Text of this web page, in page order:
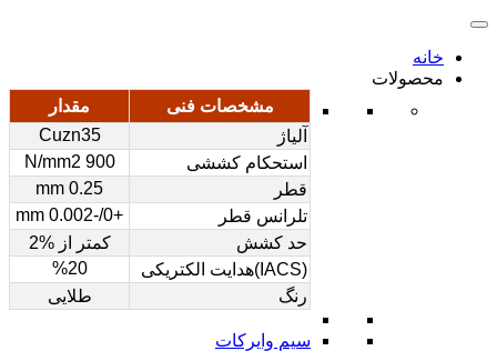
خانه
محصولات
مشخصات فنی
مقدار
آلیاژ
Cuzn35
استحکام کششی
900 N/mm2
قطر
0.25 mm
تلرانس قطر
+0/-0.002 mm
حد کشش
کمتر از %2
(IACS)هدایت الکتریکی
%20
رنگ
طلایی
سیم وایرکات